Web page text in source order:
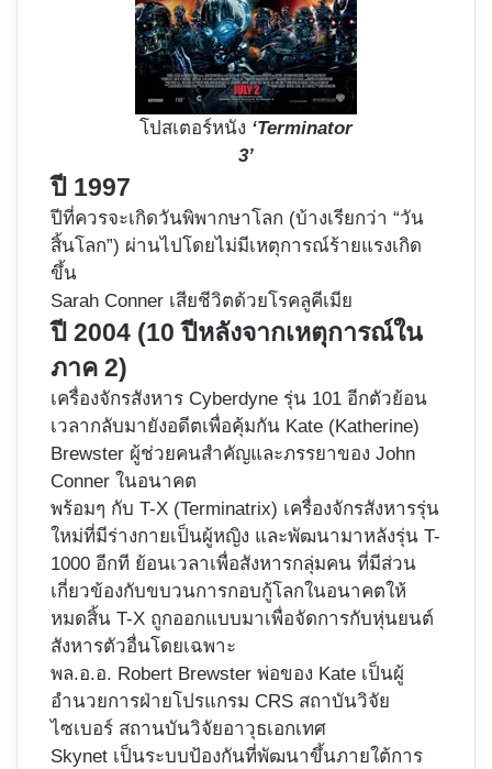
โปสเตอร์หนัง ‘Terminator
3’
ปี 1997
ปีที่ควรจะเกิดวันพิพากษาโลก (บ้างเรียกว่า “วัน
สิ้นโลก”) ผ่านไปโดยไม่มีเหตุการณ์ร้ายแรงเกิด
ขึ้น
Sarah Conner เสียชีวิตด้วยโรคลูคีเมีย
ปี 2004 (10 ปีหลังจากเหตุการณ์ใน
ภาค 2)
เครื่องจักรสังหาร Cyberdyne รุ่น 101 อีกตัวย้อน
เวลากลับมายังอดีตเพื่อคุ้มกัน Kate (Katherine)
Brewster ผู้ช่วยคนสำคัญและภรรยาของ John
Conner ในอนาคต
พร้อมๆ กับ T-X (Terminatrix) เครื่องจักรสังหารรุ่น
ใหม่ที่มีร่างกายเป็นผู้หญิง และพัฒนามาหลังรุ่น T-
1000 อีกที ย้อนเวลาเพื่อสังหารกลุ่มคน ที่มีส่วน
เกี่ยวข้องกับขบวนการกอบกู้โลกในอนาคตให้
หมดสิ้น T-X ถูกออกแบบมาเพื่อจัดการกับหุ่นยนต์
สังหารตัวอื่นโดยเฉพาะ
พล.อ.อ. Robert Brewster พ่อของ Kate เป็นผู้
อำนวยการฝ่ายโปรแกรม CRS สถาบันวิจัย
ไซเบอร์ สถานบันวิจัยอาวุธเอกเทศ
Skynet เป็นระบบป้องกันที่พัฒนาขึ้นภายใต้การ